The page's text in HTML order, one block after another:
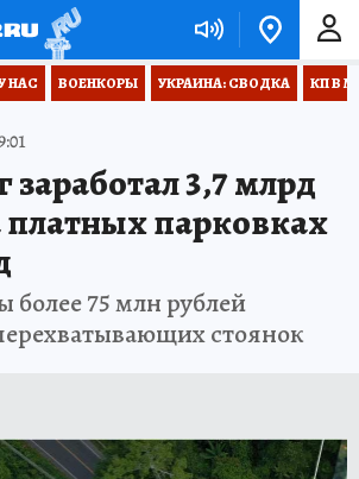
НАС ВОЕНКОРЫ УКРАИНА: СВОДКА КП В
заработал 3,7 млрд
платных парковках
более 75 млн рублей
стоянок